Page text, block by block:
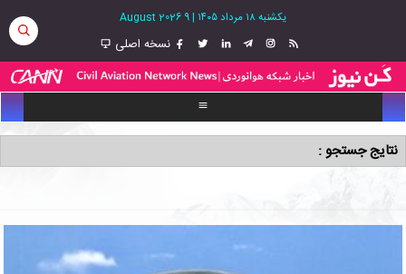
یکشنبه ۱۸ مرداد ۱۴۰۵ |
9 August 2026
نسخه اصلی
نتایج جستجو :